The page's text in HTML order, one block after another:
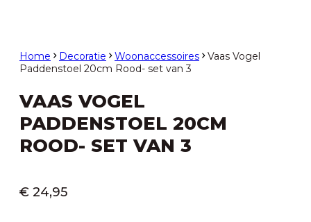
Home Decoratie Woonaccessoires
Vaas Vogel
Paddenstoel 20cm Rood- set van 3
VAAS VOGEL
PADDENSTOEL 20CM
ROOD- SET VAN 3
€ 24,95